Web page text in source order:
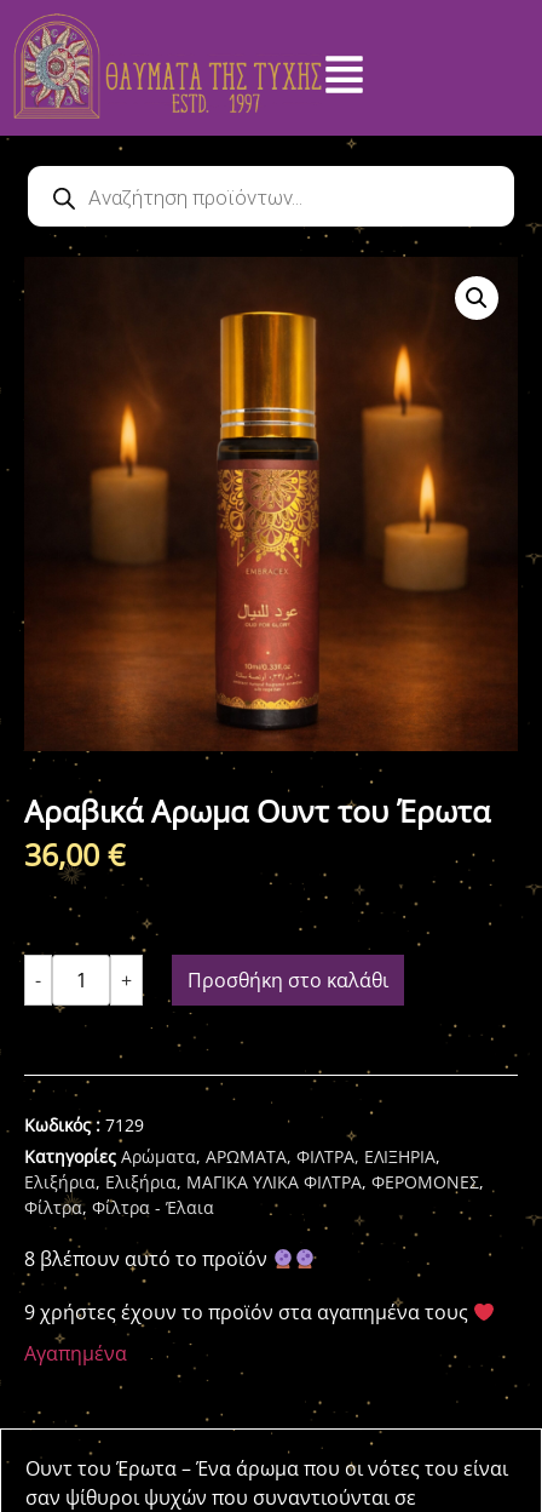
Αραβικά Αρωμα Ουντ του Έρωτα
36,00 €
- + Προσθήκη στο καλάθι
Κωδικός : 7129
Κατηγορίες Αρώματα, ΑΡΩΜΑΤΑ, ΦΙΛΤΡΑ, ΕΛΙΞΗΡΙΑ,
Ελιξήρια, Ελιξήρια, ΜΑΓΙΚΑ ΥΛΙΚΑ ΦΙΛΤΡΑ, ΦΕΡΟΜΟΝΕΣ,
Φίλτρα, Φίλτρα - Έλαια
8 βλέπουν αυτό το προϊόν
9 χρήστες έχουν το προϊόν στα αγαπημένα τους
Αγαπημένα
Ουντ του Έρωτα – Ένα άρωμα που οι νότες του είναι
σαν ψίθυροι ψυχών που συναντιούνται σε